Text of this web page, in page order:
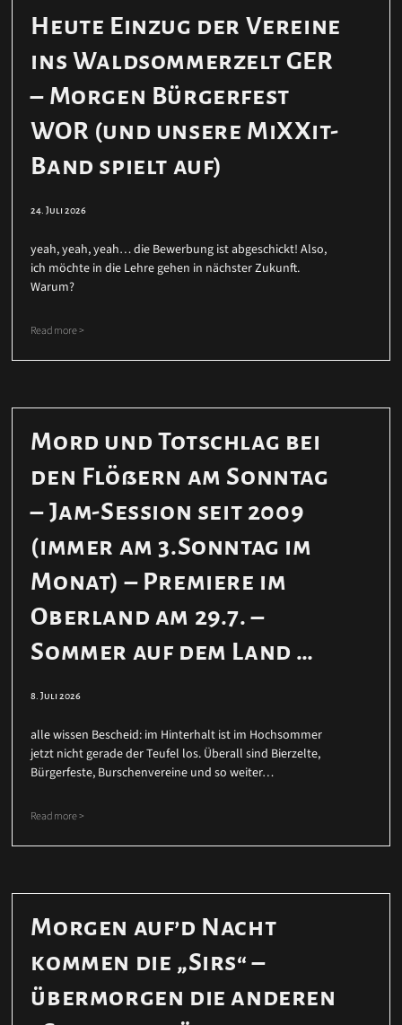
Heute Einzug der Vereine
ins Waldsommerzelt GER
– Morgen Bürgerfest
WOR (und unsere MiXXit-
Band spielt auf)
24. Juli 2026
yeah, yeah, yeah… die Bewerbung ist abgeschickt! Also,
ich möchte in die Lehre gehen in nächster Zukunft.
Warum?
Read more >
Mord und Totschlag bei
den Flößern am Sonntag
– Jam-Session seit 2009
(immer am 3.Sonntag im
Monat) – Premiere im
Oberland am 29.7. –
Sommer auf dem Land …
8. Juli 2026
alle wissen Bescheid: im Hinterhalt ist im Hochsommer
jetzt nicht gerade der Teufel los. Überall sind Bierzelte,
Bürgerfeste, Burschenvereine und so weiter…
Read more >
Morgen auf’d Nacht
kommen die „Sirs“ –
übermorgen die anderen